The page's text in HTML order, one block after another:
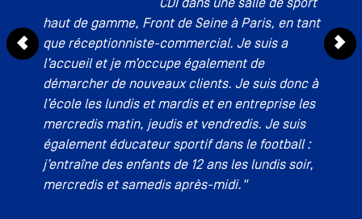
haut de gamme, Front de Seine à Paris, en tant
que réceptionniste-commercial. Je suis a
l’accueil et je m’occupe également de
démarcher de nouveaux clients. Je suis donc à
l’école les lundis et mardis et en entreprise les
mercredis matin, jeudis et vendredis. Je suis
également éducateur sportif dans le football :
j’entraîne des enfants de 12 ans les lundis soir,
mercredis et samedis après-midi."
un
Je